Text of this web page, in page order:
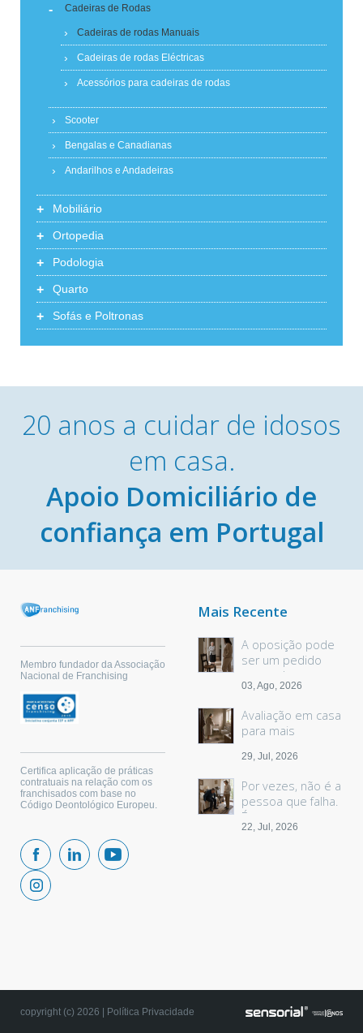
- Cadeiras de Rodas
Cadeiras de rodas Manuais
Cadeiras de rodas Eléctricas
Acessórios para cadeiras de rodas
Scooter
Bengalas e Canadianas
Andarilhos e Andadeiras
+ Mobiliário
+ Ortopedia
+ Podologia
+ Quarto
+ Sofás e Poltronas
20 anos a cuidar de idosos
em casa.
Apoio Domiciliário de
confiança em Portugal
Membro fundador da Associação
Nacional de Franchising
Certifica aplicação de práticas
contratuais na relação com os
franchisados com base no
Código Deontológico Europeu.
Mais Recente
A oposição pode
ser um pedido
sem palavras
03, Ago, 2026
Avaliação em casa
para mais
29, Jul, 2026
Por vezes, não é a
pessoa que falha.
É o espaço.
22, Jul, 2026
copyright (c) 2026 | Política Privacidade